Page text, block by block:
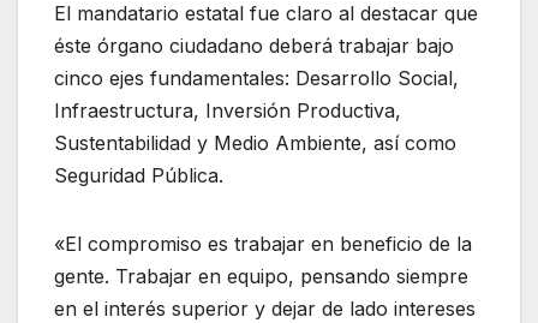
El mandatario estatal fue claro al destacar que
éste órgano ciudadano deberá trabajar bajo
cinco ejes fundamentales: Desarrollo Social,
Infraestructura, Inversión Productiva,
Sustentabilidad y Medio Ambiente, así como
Seguridad Pública.
«El compromiso es trabajar en beneficio de la
gente. Trabajar en equipo, pensando siempre
en el interés superior y dejar de lado intereses